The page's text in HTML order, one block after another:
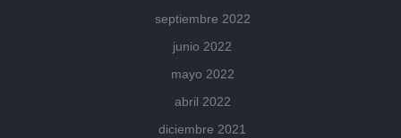
septiembre 2022
junio 2022
mayo 2022
abril 2022
diciembre 2021